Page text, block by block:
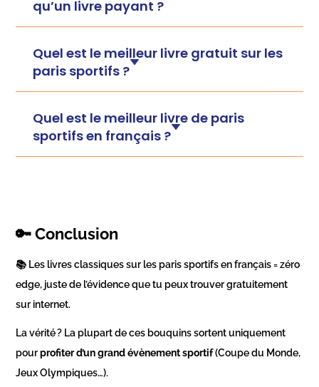
qu’un livre payant ?
Quel est le meilleur livre gratuit sur les
paris sportifs ?
Quel est le meilleur livre de paris
sportifs en français ?
🔑 Conclusion
📚 Les livres classiques sur les paris sportifs en français = zéro
edge, juste de l’évidence que tu peux trouver gratuitement
sur internet.
La vérité ? La plupart de ces bouquins sortent uniquement
pourprofiter d’un grand évènement sportif(Coupe du Monde,
Jeux Olympiques…).